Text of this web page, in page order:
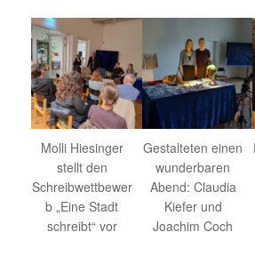
Molli Hiesinger
stellt den
Schreibwettbewer
b „Eine Stadt
schreibt“ vor
Gestalteten einen
wunderbaren
Abend: Claudia
Kiefer und
Joachim Coch